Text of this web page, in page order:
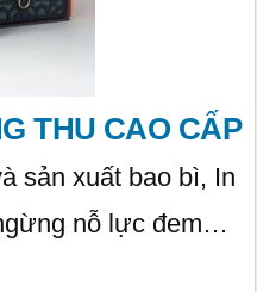
THU CAO CẤP
sản xuất bao bì, In
nỗ lực đem…